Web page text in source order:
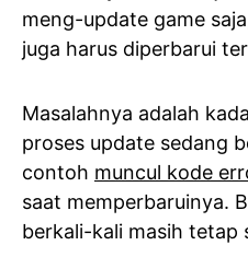
meng-update game
juga harus diperbarui
Masalahnya adalah
proses update sedang
contoh muncul kode
saat memperbaruinya.
berkali-kali masih tetap